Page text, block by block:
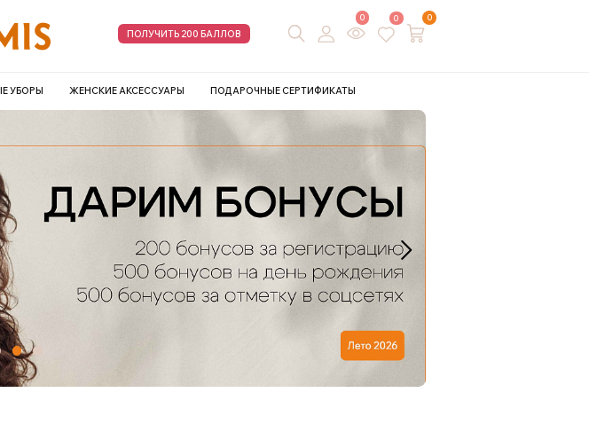
ПОЛУЧИТЬ 200 БАЛЛОВ
0 0 0
УБОРЫ ЖЕНСКИЕ АКСЕССУАРЫ ПОДАРОЧНЫЕ СЕРТИФИКАТЫ